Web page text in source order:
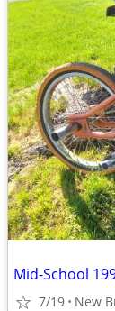
Mid-School
7/19 New